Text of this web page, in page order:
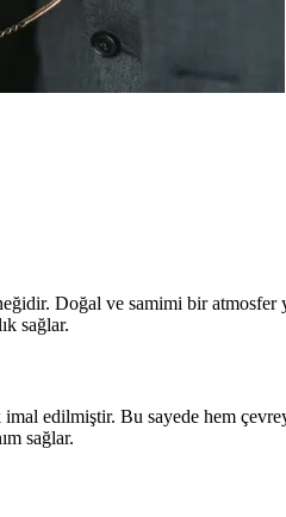
Doğal ve samimi bir atmosfer
sağlar.
edilmiştir. Bu sayede hem
sağlar.